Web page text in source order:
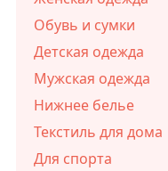
Обувь и сумки
Детская одежда
Мужская одежда
Нижнее белье
Текстиль для дома
Для спорта